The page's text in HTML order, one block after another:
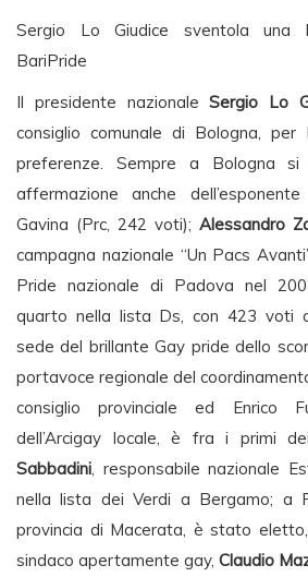
Sergio Lo Giudice sventola una
BariPride
Il presidente nazionaleSergio Lo
consiglio comunale di Bologna,
preferenze. Sempre a Bologna
affermazione anche
Gavina (Prc, 242 voti); Alessandro
campagna nazionale “Un Pacs
Pride nazionale di Padova nel
quarto nella lista Ds, con 423 voti
sede del brillante Gay pride dello
portavoce regionale del
consiglio provinciale ed Enrico
dell’Arcigay locale, è fra i primi
Sabbadini, responsabile nazionale
nella lista dei Verdi a Bergamo; a
provincia di Macerata, è stato
sindaco apertamente gay, Claudio